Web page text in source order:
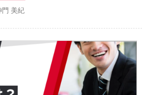
門 美紀